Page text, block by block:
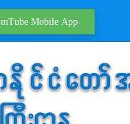
mTube Mobile App